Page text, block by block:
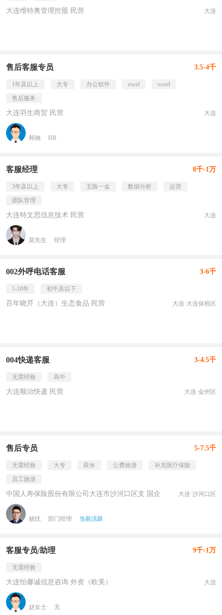
大连维特奥管理控股 民营 大连
售后客服专员 3.5-4千
1年及以上 大专 办公软件 excel
word
售后服务
大连羽生商贸 民营 大连
韩驰 HR
客服经理 8千-1万
3年及以上 大专 五险一金 数据分析
运营
团队管理
大连特文思信息技术 民营 大连
莫先生 经理
002外呼电话客服 3-6千
1-10年 初中及以下
百年晓芹（大连）生态食品 民营 大连·大连保税区
004快递客服 3-4.5千
无需经验 高中
大连顺治快递 民营 大连·金州区
售后专员 5-7.5千
无需经验 大专 双休 公费旅游
补充医疗保险
员工旅游
中国人寿保险股份有限公司大连市沙河口区支 国企 大连·沙河口区
杨忱 部门经理 当前活跃
客服专员/助理 9千-1万
无需经验
大连怡馨诚信息咨询 外资（欧美） 大连
赵女士 无